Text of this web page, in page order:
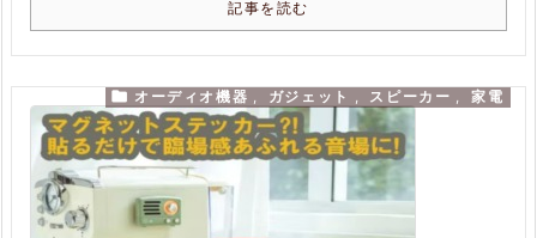
記事を読む
 オーディオ機器 , ガジェット , スピーカー , 家電